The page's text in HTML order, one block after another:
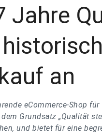
Jahre
an
eCommerce-Shop
Grundsatz „Qualität
und bietet für eine